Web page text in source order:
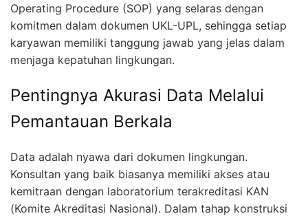
Operating Procedure (SOP) yang selaras dengan
komitmen dalam dokumen UKL-UPL, sehingga setiap
karyawan memiliki tanggung jawab yang jelas dalam
menjaga kepatuhan lingkungan.
Pentingnya Akurasi Data Melalui
Pemantauan Berkala
Data adalah nyawa dari dokumen lingkungan.
Konsultan yang baik biasanya memiliki akses atau
kemitraan dengan laboratorium terakreditasi KAN
(Komite Akreditasi Nasional). Dalam tahap konstruksi